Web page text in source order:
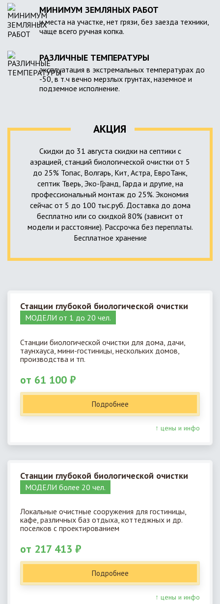
МИНИМУМ ЗЕМЛЯНЫХ РАБОТ
и места на участке, нет грязи, без заезда техники,
чаще всего ручная копка.
РАЗЛИЧНЫЕ ТЕМПЕРАТУРЫ
эксплуатация в экстремальных температурах до
-50, в т.ч вечно мерзлых грунтах, наземное и
подземное исполнение.
АКЦИЯ
Скидки до 31 августа скидки на септики с
аэрацией, станций биологической очистки от 5
до 25% Топас, Волгарь, Кит, Астра, ЕвроТанк,
септик Тверь, Эко-Гранд, Гарда и другие, на
профессиональный монтаж до 25%. Экономия
сейчас от 5 до 100 тыс.руб. Доставка до дома
бесплатно или со скидкой 80% (зависит от
модели и расстояние). Рассрочка без переплаты.
Бесплатное хранение
Станции глубокой биологической очистки
МОДЕЛИ от 1 до 20 чел.
Станции биологической очистки для дома, дачи,
таунхауса, мини-гостиницы, нескольких домов,
производства и тп.
от 61 100 ₽
Подробнее
↑ цены и инфо
Станции глубокой биологической очистки
МОДЕЛИ более 20 чел.
Локальные очистные сооружения для гостиницы,
кафе, различных баз отдыха, коттеджных и др.
поселков с проектированием
от 217 413 ₽
Подробнее
↑ цены и инфо